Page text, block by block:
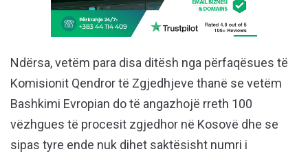
Ndërsa, vetëm para disa ditësh nga përfaqësues të
Komisionit Qendror të Zgjedhjeve thanë se vetëm
Bashkimi Evropian do të angazhojë rreth 100
vëzhgues të procesit zgjedhor në Kosovë dhe se
sipas tyre ende nuk dihet saktësisht numri i